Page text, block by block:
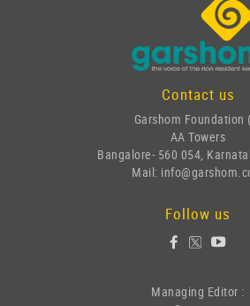
Contact us
Garshom Foundation
AA Towers
Bangalore- 560 054,
Mail:
Follow us
Managing Editor :